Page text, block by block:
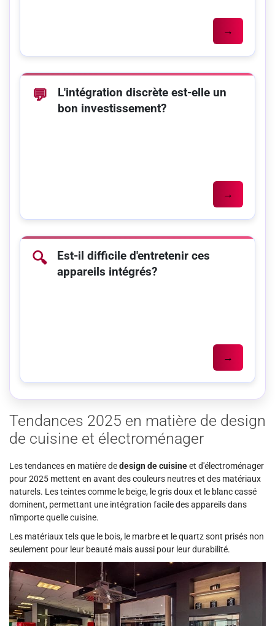
→
💬
L'intégration discrète est-elle un
bon investissement?
→
🔍
Est-il difficile d'entretenir ces
appareils intégrés?
→
Tendances 2025 en matière de design
de cuisine et électroménager
Les tendances en matière dedesign de cuisineet d'électroménager
pour 2025 mettent en avant des couleurs neutres et des matériaux
naturels. Les teintes comme le beige, le gris doux et le blanc cassé
dominent, permettant une intégration facile des appareils dans
n'importe quelle cuisine.
Les matériaux tels que le bois, le marbre et le quartz sont prisés non
seulement pour leur beauté mais aussi pour leur durabilité.